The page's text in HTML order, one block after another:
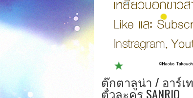
ตุ๊กตาลูน่า / อาร์เ
ตัวละคร SANRIO